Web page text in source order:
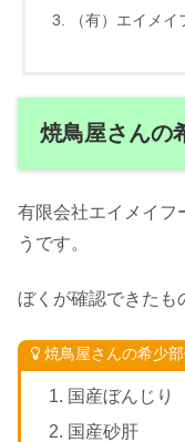
（有）エイメ
焼鳥屋さんの
有限会社エイメイフ
うです。
ぼくが確認できたも
焼鳥屋さんの希少
国産ぼんじり
国産砂肝